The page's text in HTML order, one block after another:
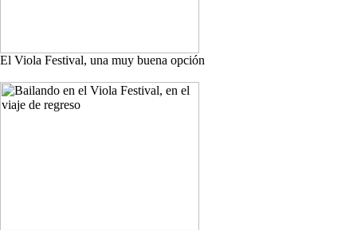
El Viola Festival, una muy buena opción